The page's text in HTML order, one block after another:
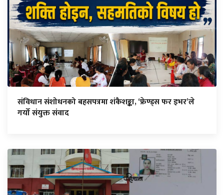
संविधान संशोधनको बहसपत्रमा शंकैशङ्का, ‘फ्रेण्ड्स फर इभर’ले
गर्यो संयुक्त संवाद